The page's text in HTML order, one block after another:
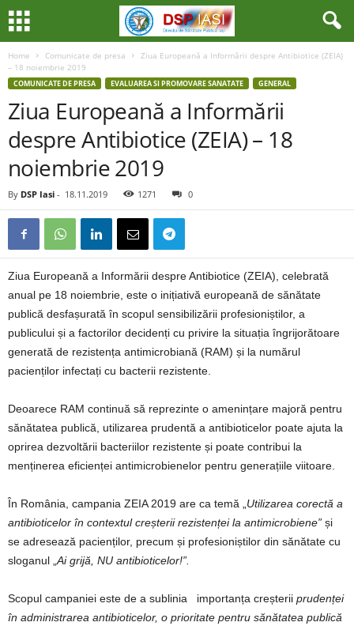
Home Comunicate de presa
Ziua Europeană a Informării despre Antibiotice (ZEIA)
– 18 noiembrie 2019
COMUNICATE DE PRESA EVALUAREA SI PROMOVARE SANATATE GENERAL
Ziua Europeană a Informării
despre Antibiotice (ZEIA) – 18
noiembrie 2019
By DSP Iasi - 18.11.2019 1271 0
Ziua Europeană a Informării despre Antibiotice (ZEIA), celebrată
anual pe 18 noiembrie, este o inițiativă europeană de sănătate
publică desfașurată în scopul sensibilizării profesioniștilor, a
publicului și a factorilor decidenți cu privire la situația îngrijorătoare
generată de rezistența antimicrobiană (RAM) și la numărul
pacienților infectați cu bacterii rezistente.
Deoarece RAM continuă să reprezinte o amenințare majoră pentru
sănătatea publică, utilizarea prudentă a antibioticelor poate ajuta la
oprirea dezvoltării bacteriilor rezistente și poate contribui la
menținerea eficienței antimicrobienelor pentru generațiile viitoare.
În România, campania ZEIA 2019 are ca temă „ Utilizarea corectă a
antibioticelor în contextul creșterii rezistenței la antimicrobiene” și
se adresează pacienților, precum și profesioniștilor din sănătate cu
sloganul „ Ai grijă, NU antibioticelor!”.
Scopul campaniei este de a sublinia importanța creșterii prudenței
în administrarea antibioticelor, o prioritate pentru sănătatea publică